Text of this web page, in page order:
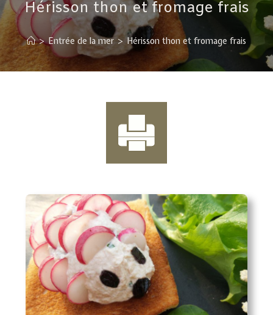
Hérisson thon et fromage frais
> Entrée de la mer > Hérisson thon et fromage frais